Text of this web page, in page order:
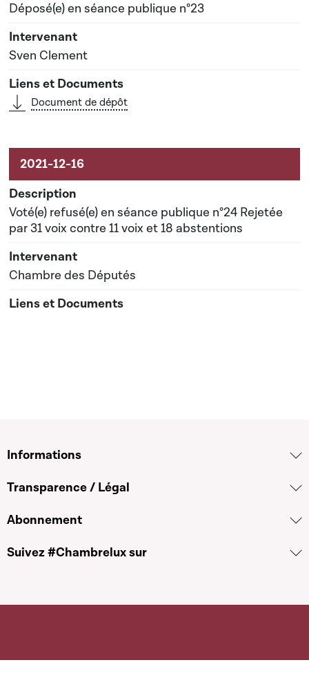
Déposé(e) en séance publique n°23
Sven Clement
Document de dépôt
Voté(e) refusé(e) en séance publique n°24 Rejetée
par 31 voix contre 11 voix et 18 abstentions
Chambre des Députés
Informations
Transparence / Légal
Abonnement
Suivez #Chambrelux sur